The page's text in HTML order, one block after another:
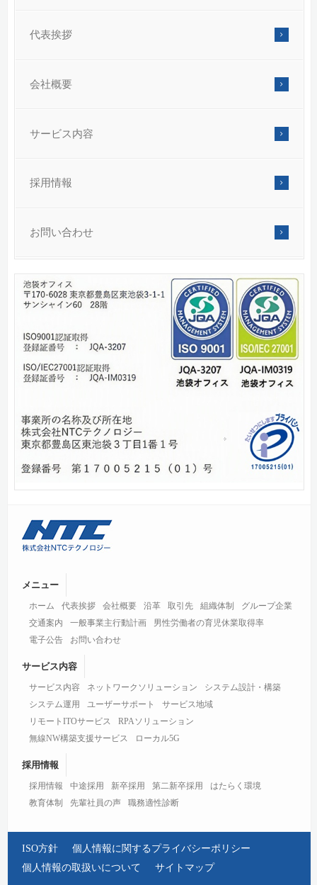
7.保有個人データの開示等の請求などについて
示のお申し出に対応いたします。
＜個人情報の開示・訂正等の手続き、苦情相談対応窓口＞へ
〒170-6028 東京都豊島区東池袋3-1-1 サンシャイン60 28
代表挨拶
会社概要
サービス内容
採用情報
お問い合わせ
メニュー
ホーム 代表挨拶 会社概要 沿革 取引先 組織体制
グループ企業
交通案内
一般事業主行動計画
男性労働者の育児休業取得率
電子公告
お問い合わせ
サービス内容
サービス内容 ネットワークソリューション
システム設計・構築
システム運用
ユーザーサポート
サービス地域
リモートITOサービス
RPAソリューション
無線NW構築支援サービス
ローカル5G
採用情報
採用情報 中途採用 新卒採用 第二新卒採用
はたらく環境
教育体制
先輩社員の声 職務適性診断
ISO方針
個人情報に関するプライバシーポリシー
個人情報の取扱いについて
サイトマップ